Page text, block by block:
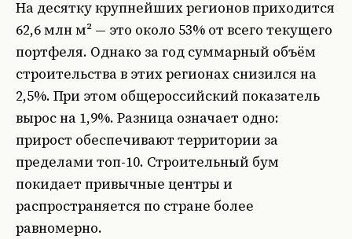
На десятку крупнейших регионов приходится
62,6 млн м² — это около 53% от всего текущего
портфеля. Однако за год суммарный объём
строительства в этих регионах снизился на
2,5%. При этом общероссийский показатель
вырос на 1,9%. Разница означает одно:
прирост обеспечивают территории за
пределами топ-10. Строительный бум
покидает привычные центры и
распространяется по стране более
равномерно.